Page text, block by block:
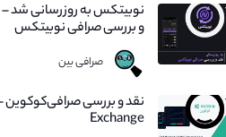
نوبیتکس به روزرسانی شد –
و بررسی صرافی نوبیتکس
صرافی بین
Exchange